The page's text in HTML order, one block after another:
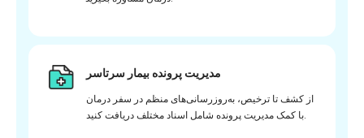
مدیریت پرونده بیمار سرتاسر
از کشف تا ترخیص، به‌روزرسانی‌های منظم در سفر درمان
با کمک مدیریت پرونده شامل اسناد مختلف دریافت کنید.